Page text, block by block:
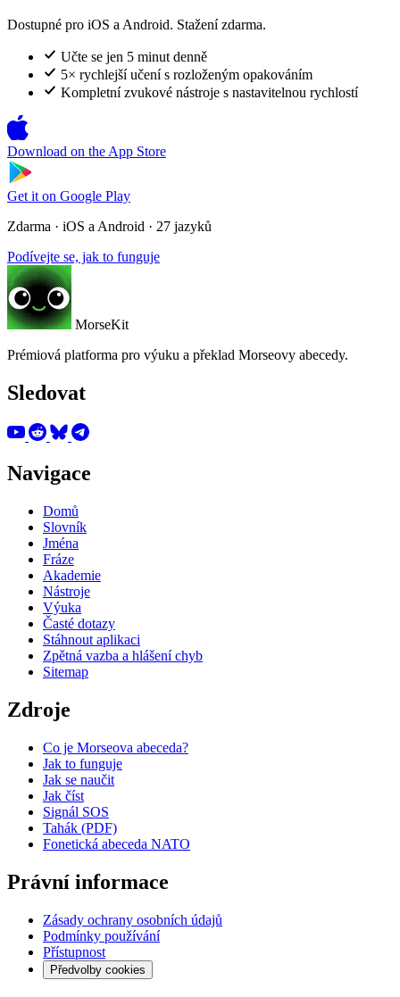
Dostupné pro iOS a Android. Stažení zdarma.
Učte se jen 5 minut denně
5× rychlejší učení s rozloženým opakováním
Kompletní zvukové nástroje s nastavitelnou rychlostí
Download on the App Store
Get it on Google Play
Zdarma · iOS a Android · 27 jazyků
Podívejte se, jak to funguje
MorseKit
Prémiová platforma pro výuku a překlad Morseovy abecedy.
Sledovat
Navigace
Domů
Slovník
Jména
Fráze
Akademie
Nástroje
Výuka
Časté dotazy
Stáhnout aplikaci
Zpětná vazba a hlášení chyb
Sitemap
Zdroje
Co je Morseova abeceda?
Jak to funguje
Jak se naučit
Jak číst
Signál SOS
Tahák (PDF)
Fonetická abeceda NATO
Právní informace
Zásady ochrany osobních údajů
Podmínky používání
Přístupnost
Předvolby cookies